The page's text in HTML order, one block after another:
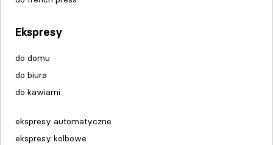
Ekspresy
do domu
do biura
do kawiarni
ekspresy automatyczne
ekspresy kolbowe